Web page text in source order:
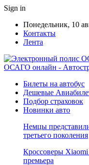
Sign in
Понедельник, 10
Контакты
Лента
ОСАГО онлайн -
Билеты на автобус
Дешевые
Подбор страховок
Новинки авто
Немцы
третьего поколения
Кроссоверы
премьера